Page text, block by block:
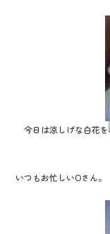
今日は涼しげな白花を
いつもお忙しいOさん。